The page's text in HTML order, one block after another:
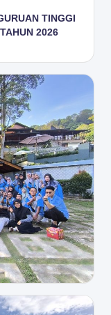
TINGGI
2026